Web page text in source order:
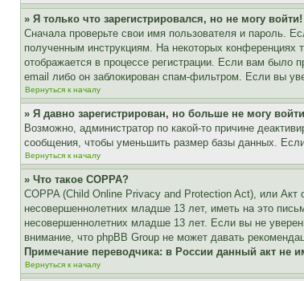
» Я только что зарегистрировался, но не могу войти!
Сначала проверьте свои имя пользователя и пароль.
полученным инструкциям. На некоторых
отображается в процессе регистрации. Если вам было
email либо он заблокирован спам-фильтром. Если вы
Вернуться к началу
» Я давно зарегистрирован, но больше не могу
Возможно, администратор по какой-то причине
сообщения, чтобы уменьшить размер базы данных. Если
Вернуться к началу
» Что такое COPPA?
COPPA (Child Online Privacy and Protection Act), или
несовершеннолетних младше 13 лет, иметь на это
несовершеннолетних младше 13 лет. Если вы не
внимание, что phpBB Group не может давать
Примечание переводчика: в России данный акт не
Вернуться к началу